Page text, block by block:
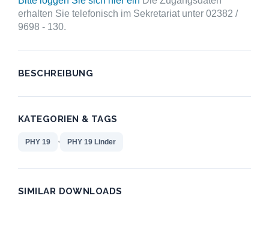
erhalten Sie telefonisch im Sekretariat unter 02382 /
9698 - 130.
BESCHREIBUNG
KATEGORIEN & TAGS
PHY 19 , PHY 19 Linder
SIMILAR DOWNLOADS